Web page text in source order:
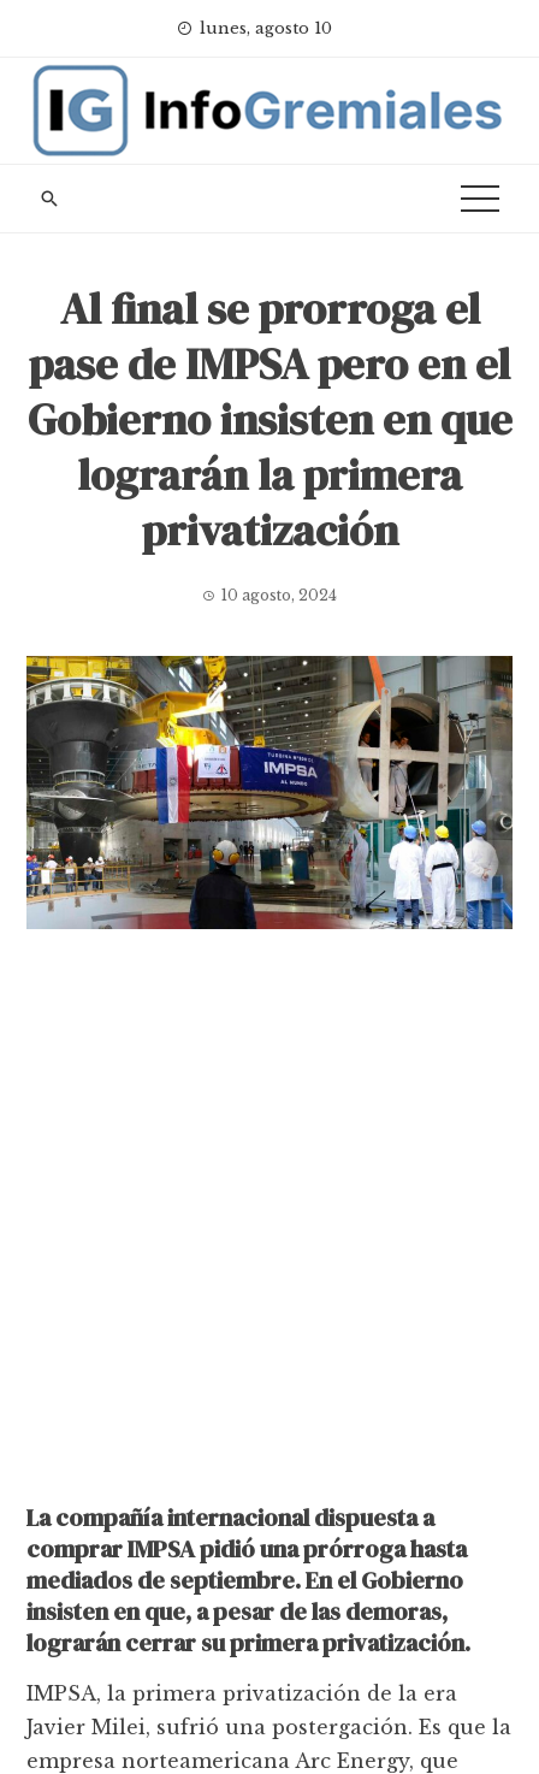
content
lunes, agosto 10
Al final se prorroga el
pase de IMPSA pero en el
Gobierno insisten en que
lograrán la primera
privatización
10 agosto, 2024
La compañía internacional dispuesta a
comprar IMPSA pidió una prórroga hasta
mediados de septiembre. En el Gobierno
insisten en que, a pesar de las demoras,
lograrán cerrar su primera privatización.
IMPSA, la primera privatización de la era
Javier Milei, sufrió una postergación. Es que la
empresa norteamericana Arc Energy, que